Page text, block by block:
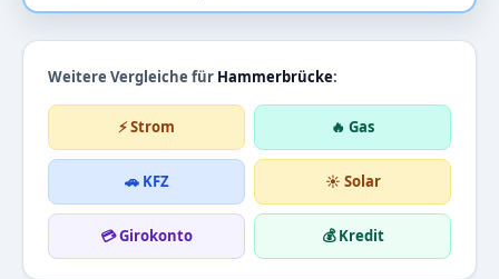
Weitere Vergleiche für Hammerbrücke:
⚡ Strom 🔥 Gas
🚗 KFZ ☀️ Solar
💳 Girokonto 💰 Kredit